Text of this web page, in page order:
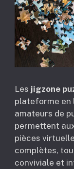
Les jigzone
plateforme en
amateurs de
permettent
pièces
complètes,
conviviale et